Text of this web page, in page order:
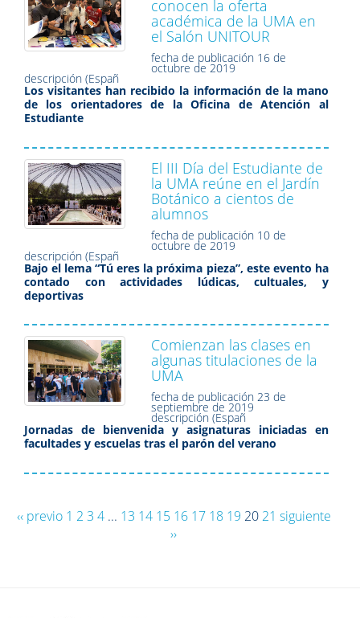
conocen la oferta
académica de la UMA en
el Salón UNITOUR
fecha de publicación 16 de
octubre de 2019
descripción (Españ
Los visitantes han recibido la información de la mano
de los orientadores de la Oficina de Atención al
Estudiante
El III Día del Estudiante de
la UMA reúne en el Jardín
Botánico a cientos de
alumnos
fecha de publicación 10 de
octubre de 2019
descripción (Españ
Bajo el lema “Tú eres la próxima pieza”, este evento ha
contado con actividades lúdicas, cultuales, y
deportivas
Comienzan las clases en
algunas titulaciones de la
UMA
fecha de publicación 23 de
septiembre de 2019
descripción (Españ
Jornadas de bienvenida y asignaturas iniciadas en
facultades y escuelas tras el parón del verano
‹‹ previo 1 2 3 4... 13 14 15 16 17 18 19 20 21 siguiente
››